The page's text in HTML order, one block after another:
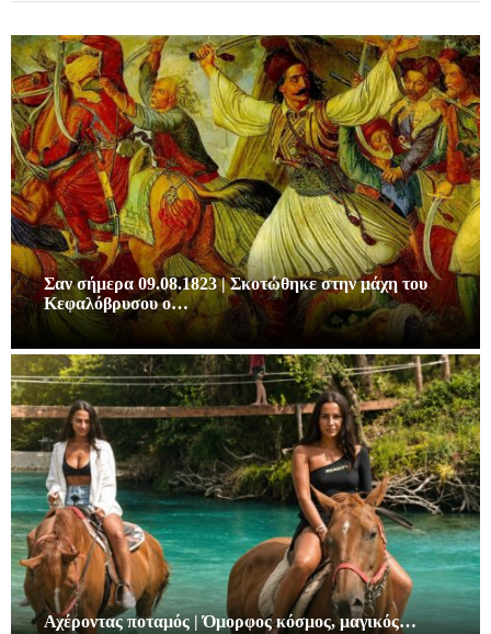
Σαν σήμερα 09.08.1823 | Σκοτώθηκε στην μάχη του
Κεφαλόβρυσου ο…
Αχέροντας ποταμός | Όμορφος κόσμος, μαγικός…